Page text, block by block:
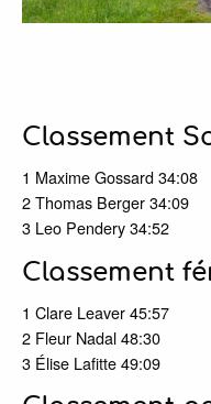
Classement
1 Maxime Gossard 34:08
2 Thomas Berger 34:09
3 Leo Pendery 34:52
Classement
1 Clare Leaver 45:57
2 Fleur Nadal 48:30
3 Élise Lafitte 49:09